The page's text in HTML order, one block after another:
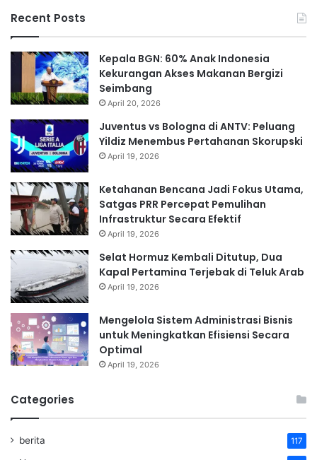
Recent Posts
Kepala BGN: 60% Anak Indonesia
Kekurangan Akses Makanan Bergizi
Seimbang
April 20, 2026
Juventus vs Bologna di ANTV: Peluang
Yildiz Menembus Pertahanan Skorupski
April 19, 2026
Ketahanan Bencana Jadi Fokus Utama,
Satgas PRR Percepat Pemulihan
Infrastruktur Secara Efektif
April 19, 2026
Selat Hormuz Kembali Ditutup, Dua
Kapal Pertamina Terjebak di Teluk Arab
April 19, 2026
Mengelola Sistem Administrasi Bisnis
untuk Meningkatkan Efisiensi Secara
Optimal
April 19, 2026
Categories
berita 117